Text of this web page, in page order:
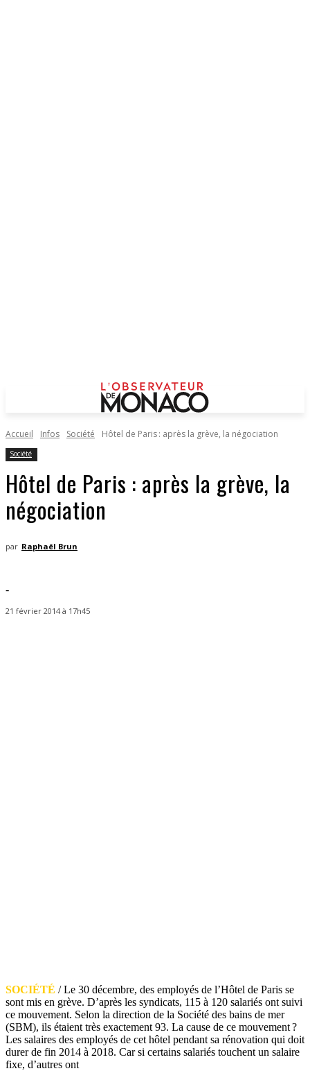
Accueil Infos Société Hôtel de Paris : après la grève, la négociation
Société
Hôtel de Paris : après la grève, la
négociation
par Raphaël Brun
-
21 février 2014 à 17h45
SOCIÉTÉ / Le 30 décembre, des employés de l’Hôtel de Paris se
sont mis en grève. D’après les syndicats, 115 à 120 salariés ont suivi
ce mouvement. Selon la direction de la Société des bains de mer
(SBM), ils étaient très exactement 93. La cause de ce mouvement ?
Les salaires des employés de cet hôtel pendant sa rénovation qui doit
durer de fin 2014 à 2018. Car si certains salariés touchent un salaire
fixe, d’autres ont